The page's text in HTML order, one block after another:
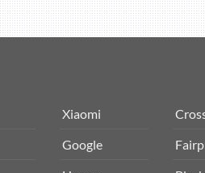
Xiaomi
Google